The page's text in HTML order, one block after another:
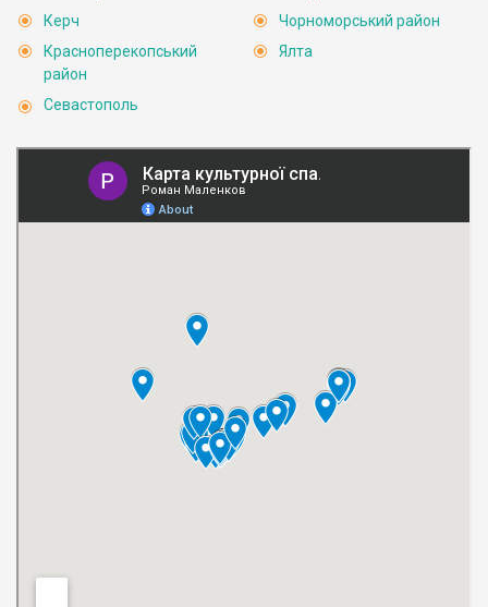
Керч
Красноперекопський
район
Севастополь
Чорноморський район
Ялта